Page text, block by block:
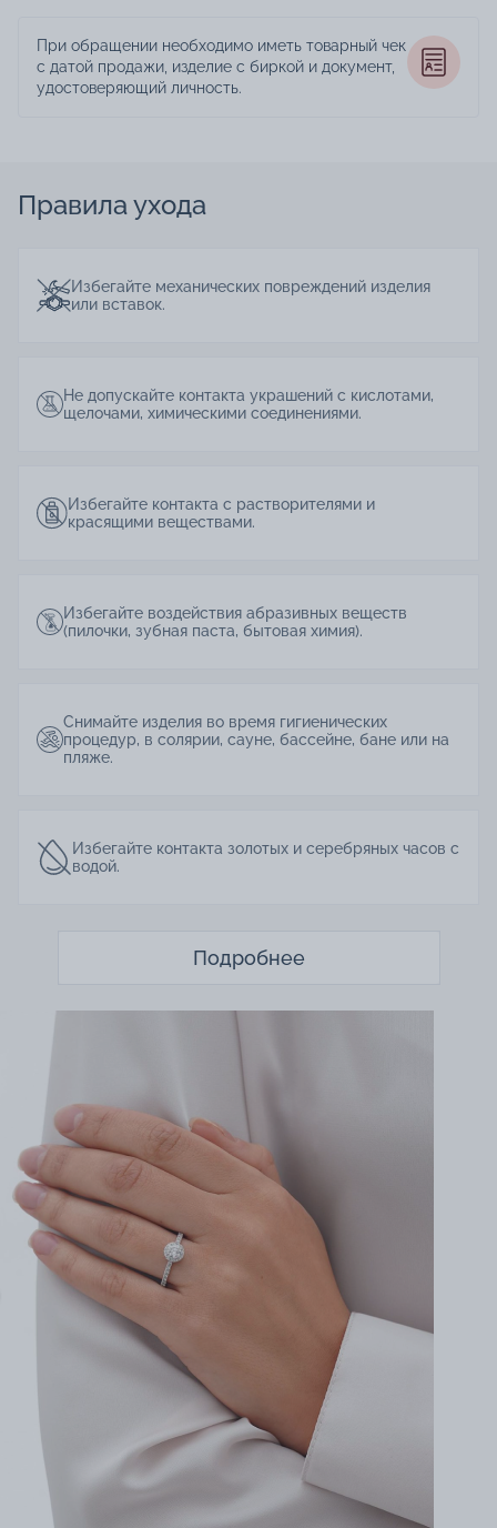
При обращении необходимо иметь товарный чек
с датой продажи, изделие с биркой и документ,
удостоверяющий личность.
Правила ухода
Избегайте механических повреждений изделия
или вставок.
Не допускайте контакта украшений с кислотами,
щелочами, химическими соединениями.
Избегайте контакта с растворителями и
красящими веществами.
Избегайте воздействия абразивных веществ
(пилочки, зубная паста, бытовая химия).
Снимайте изделия во время гигиенических
процедур, в солярии, сауне, бассейне, бане или на
пляже.
Избегайте контакта золотых и серебряных часов с
водой.
Подробнее